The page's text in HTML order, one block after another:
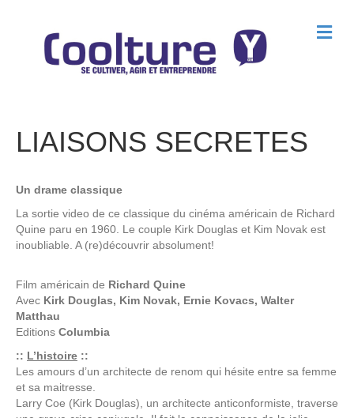
M
e
LIAISONS SECRETES
Un drame classique
La sortie video de ce classique du cinéma américain de Richard
Quine paru en 1960. Le couple Kirk Douglas et Kim Novak est
inoubliable. A (re)découvrir absolument!
Film américain de Richard Quine
Avec Kirk Douglas, Kim Novak, Ernie Kovacs, Walter
Matthau
Editions Columbia
:: L’histoire ::
Les amours d’un architecte de renom qui hésite entre sa femme
et sa maitresse.
Larry Coe (Kirk Douglas), un architecte anticonformiste, traverse